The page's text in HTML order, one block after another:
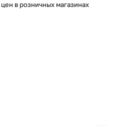
в розничных магазинах